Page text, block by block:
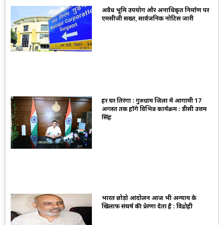
अवैध भूमि उपयोग और अनाधिकृत निर्माण पर
एमसीजी सख्त, सार्वजनिक नोटिस जारी
हर घर तिरंगा : गुरुग्राम जिला में आगामी 17
अगस्त तक होंगे विभिन्न कार्यक्रम : डीसी उत्तम
सिंह
भारत छोड़ो आंदोलन आज भी अन्याय के
खिलाफ संघर्ष की प्रेरणा देता है : विद्रोही